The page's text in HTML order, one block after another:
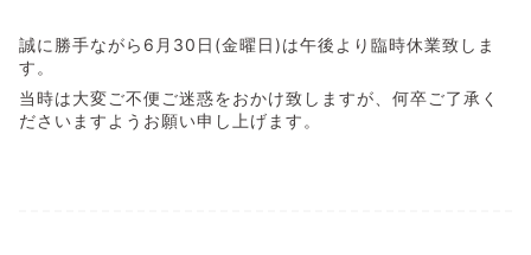
誠に勝手ながら6月30日(金曜日)は午後より臨時休業致しま
す。
当時は大変ご不便ご迷惑をおかけ致しますが、何卒ご了承く
ださいますようお願い申し上げます。